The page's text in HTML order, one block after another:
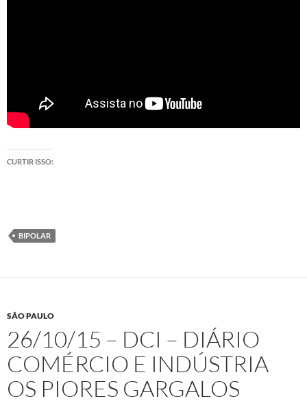
CURTIR ISSO:
BIPOLAR
SÃO PAULO
26/10/15 – DCI – DIÁRIO
COMÉRCIO E INDÚSTRIA
OS PIORES GARGALOS